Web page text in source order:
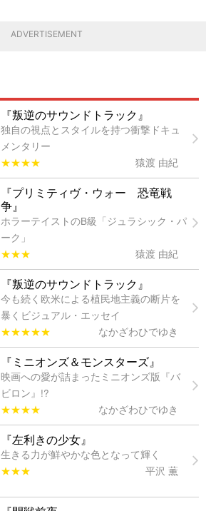
ADVERTISEMENT
『叛逆のサウンドトラック』
独自の視点とスタイルを持つ衝撃ドキュ
メンタリー
★★★★
猿渡 由紀
『プリミティヴ・ウォー 恐竜戦
争』
ホラーテイストのB級「ジュラシック・パ
ーク」
★★★
猿渡 由紀
『叛逆のサウンドトラック』
今も続く欧米による植民地主義の断片を
暴くビジュアル・エッセイ
★★★★★
なかざわひでゆき
『ミニオンズ＆モンスターズ』
映画への愛が詰まったミニオンズ版『バ
ビロン』!?
★★★★
なかざわひでゆき
『左利きの少女』
生きる力が鮮やかな色となって輝く
★★★
平沢 薫